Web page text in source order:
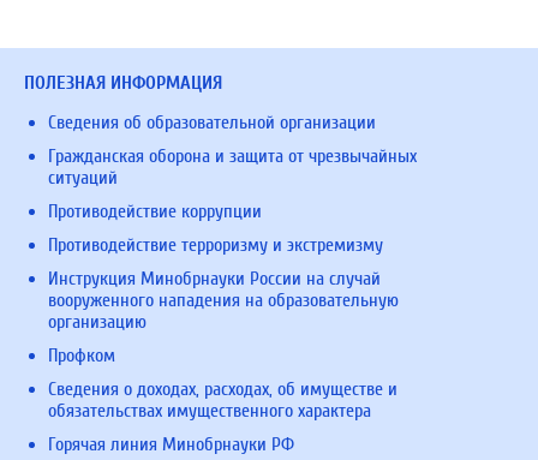
ПОЛЕЗНАЯ ИНФОРМАЦИЯ
Сведения об образовательной организации
Гражданская оборона и защита от чрезвычайных
ситуаций
Противодействие коррупции
Противодействие терроризму и экстремизму
Инструкция Минобрнауки России на случай
вооруженного нападения на образовательную
организацию
Профком
Сведения о доходах, расходах, об имуществе и
обязательствах имущественного характера
Горячая линия Минобрнауки РФ